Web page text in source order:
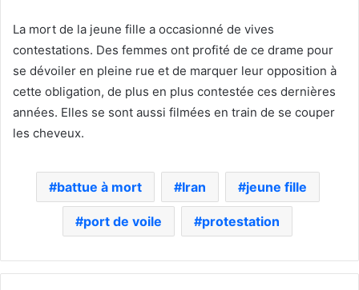
La mort de la jeune fille a occasionné de vives
contestations. Des femmes ont profité de ce drame pour
se dévoiler en pleine rue et de marquer leur opposition à
cette obligation, de plus en plus contestée ces dernières
années. Elles se sont aussi filmées en train de se couper
les cheveux.
battue à mort Iran jeune fille
port de voile protestation